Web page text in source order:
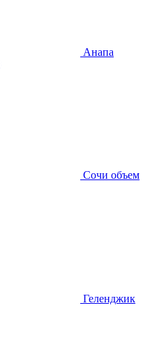
Анапа
Сочи объем
Геленджик